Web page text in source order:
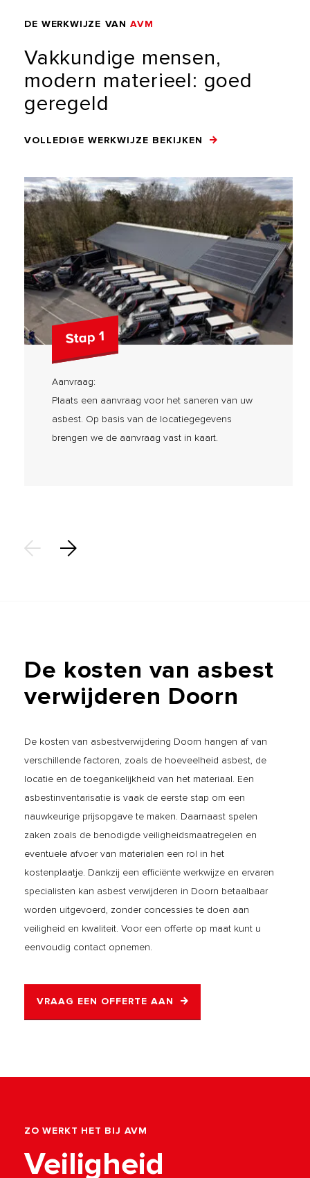
DE WERKWIJZE VAN AVM
Vakkundige mensen,
modern materieel: goed
geregeld
VOLLEDIGE WERKWIJZE BEKIJKEN
Stap 1
Aanvraag:
Plaats een aanvraag voor het saneren van uw
asbest. Op basis van de locatiegegevens
brengen we de aanvraag vast in kaart.
De kosten van asbest
verwijderen Doorn
De kosten van asbestverwijdering Doorn hangen af van
verschillende factoren, zoals de hoeveelheid asbest, de
locatie en de toegankelijkheid van het materiaal. Een
asbestinventarisatie is vaak de eerste stap om een
nauwkeurige prijsopgave te maken. Daarnaast spelen
zaken zoals de benodigde veiligheidsmaatregelen en
eventuele afvoer van materialen een rol in het
kostenplaatje. Dankzij een efficiënte werkwijze en ervaren
specialisten kan asbest verwijderen in Doorn betaalbaar
worden uitgevoerd, zonder concessies te doen aan
veiligheid en kwaliteit. Voor een offerte op maat kunt u
eenvoudig contact opnemen.
VRAAG EEN OFFERTE AAN
ZO WERKT HET BIJ AVM
Veiligheid